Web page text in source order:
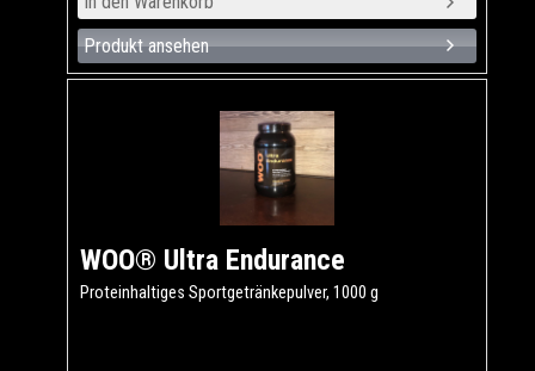
Produkt ansehen
WOO® Ultra Endurance
Proteinhaltiges Sportgetränkepulver, 1000 g